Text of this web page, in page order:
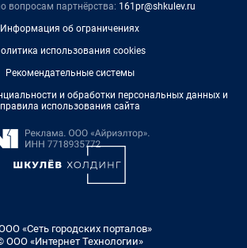
вопросам партнёрства: 161pr@shkulev.ru
Информация об ограничениях
использования cookies
Рекомендательные системы
и обработки персональных данных и
правила использования сайта
«Сеть городских порталов»
ООО «Интернет Технологии»